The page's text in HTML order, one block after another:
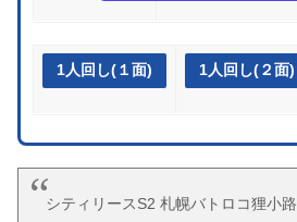
1人回し(１面) 1人回し(２面)
シティリースS2 札幌バトロコ狸小路